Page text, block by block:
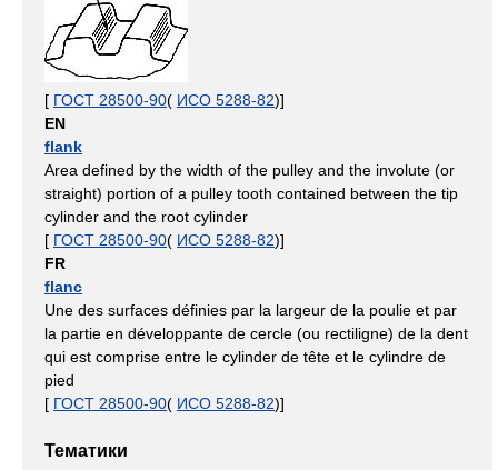
[ ГОСТ 28500-90( ИСО 5288-82)]
EN
flank
Area defined by the width of the pulley and the involute (or
straight) portion of a pulley tooth contained between the tip
cylinder and the root cylinder
[ ГОСТ 28500-90( ИСО 5288-82)]
FR
flanc
Une des surfaces définies par la largeur de la poulie et par
la partie en développante de cercle (ou rectiligne) de la dent
qui est comprise entre le cylinder de tête et le cylindre de
pied
[ ГОСТ 28500-90( ИСО 5288-82)]
Тематики